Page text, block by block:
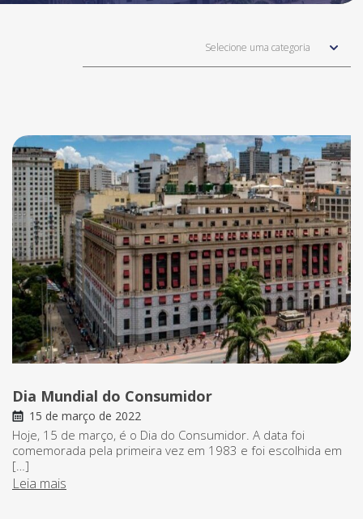
Selecione uma categoria
Dia Mundial do Consumidor
15 de março de 2022
Hoje, 15 de março, é o Dia do Consumidor. A data foi
comemorada pela primeira vez em 1983 e foi escolhida em
[…]
Leia mais